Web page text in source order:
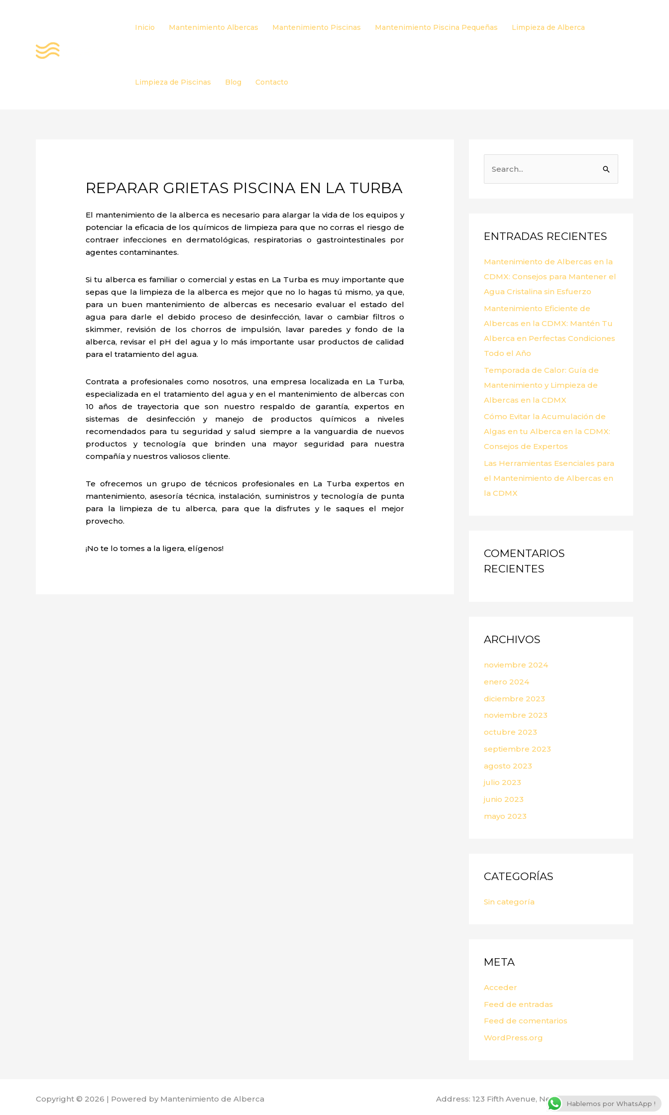
Inicio Mantenimiento Albercas Mantenimiento Piscinas Mantenimiento Piscina Pequeñas Limpieza de Alberca
Limpieza de Piscinas Blog Contacto
REPARAR GRIETAS PISCINA EN LA TURBA
El mantenimiento de la alberca es necesario para alargar la vida de los equipos y
potenciar la eficacia de los químicos de limpieza para que no corras el riesgo de
contraer infecciones en dermatológicas, respiratorias o gastrointestinales por
agentes contaminantes.
Si tu alberca es familiar o comercial y estas en La Turba es muy importante que
sepas que la limpieza de la alberca es mejor que no lo hagas tú mismo, ya que,
para un buen mantenimiento de albercas es necesario evaluar el estado del
agua para darle el debido proceso de desinfección, lavar o cambiar filtros o
skimmer, revisión de los chorros de impulsión, lavar paredes y fondo de la
alberca, revisar el pH del agua y lo más importante usar productos de calidad
para el tratamiento del agua.
Contrata a profesionales como nosotros, una empresa localizada en La Turba,
especializada en el tratamiento del agua y en el mantenimiento de albercas con
10 años de trayectoria que son nuestro respaldo de garantía, expertos en
sistemas de desinfección y manejo de productos químicos a niveles
recomendados para tu seguridad y salud siempre a la vanguardia de nuevos
productos y tecnología que brinden una mayor seguridad para nuestra
compañía y nuestros valiosos cliente.
Te ofrecemos un grupo de técnicos profesionales en La Turba expertos en
mantenimiento, asesoría técnica, instalación, suministros y tecnología de punta
para la limpieza de tu alberca, para que la disfrutes y le saques el mejor
provecho.
¡No te lo tomes a la ligera, elígenos!
r
o
r
:
ENTRADAS RECIENTES
Mantenimiento de Albercas en la
CDMX: Consejos para Mantener el
Agua Cristalina sin Esfuerzo
Mantenimiento Eficiente de
Albercas en la CDMX: Mantén Tu
Alberca en Perfectas Condiciones
Todo el Año
Temporada de Calor: Guía de
Mantenimiento y Limpieza de
Albercas en la CDMX
Cómo Evitar la Acumulación de
Algas en tu Alberca en la CDMX:
Consejos de Expertos
Las Herramientas Esenciales para
el Mantenimiento de Albercas en
la CDMX
COMENTARIOS
RECIENTES
ARCHIVOS
noviembre 2024
enero 2024
diciembre 2023
noviembre 2023
octubre 2023
septiembre 2023
agosto 2023
julio 2023
junio 2023
mayo 2023
CATEGORÍAS
Sin categoría
META
Acceder
Feed de entradas
Feed de comentarios
WordPress.org
Copyright © 2026 | Powered by Mantenimiento de Alberca Address: 123 Fifth Avenue, New York, NY 10160, USA
Hablemos por WhatsApp !